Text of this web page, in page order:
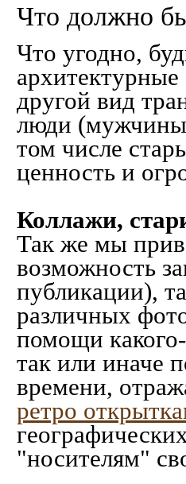
Что должно
Что угодно,
другой вид
люди
том числе
ценность и
Коллажи,
Так же мы
возможность
публикации),
различных
помощи
так или иначе
времени,
ретро
"носителям"